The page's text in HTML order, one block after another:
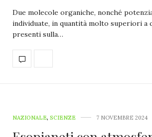
Due molecole organiche, nonché
individuate, in quantità molto superiori a
presenti sulla…
NAZIONALE, SCIENZE 7 NOVEMBRE 2024